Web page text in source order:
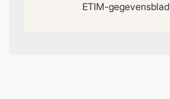
ETIM-gegevensblad